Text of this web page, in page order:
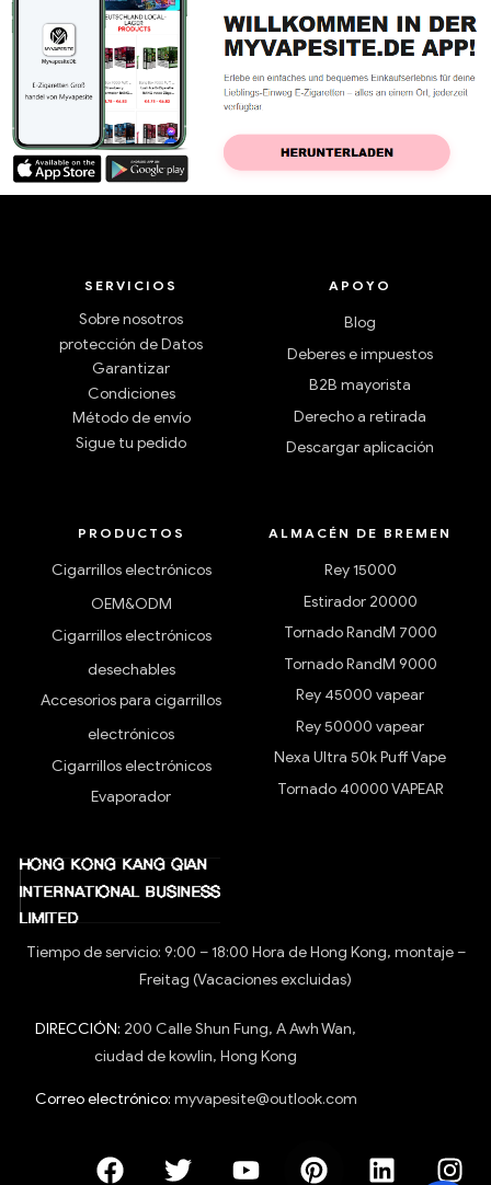
SERVICIOS
Sobre nosotros
protección de Datos
Garantizar
Condiciones
Método de envío
Sigue tu pedido
APOYO
Blog
Deberes e impuestos
B2B mayorista
Derecho a retirada
Descargar aplicación
PRODUCTOS
Cigarrillos electrónicos
OEM&ODM
Cigarrillos electrónicos
desechables
Accesorios para cigarrillos
electrónicos
Cigarrillos electrónicos
Evaporador
ALMACÉN DE BREMEN
Rey 15000
Estirador 20000
Tornado RandM 7000
Tornado RandM 9000
Rey 45000 vapear
Rey 50000 vapear
Nexa Ultra 50k Puff Vape
Tornado 40000 VAPEAR
Tiempo de servicio: 9:00 – 18:00 Hora de Hong Kong, montaje –
Freitag (Vacaciones excluidas)
DIRECCIÓN: 200 Calle Shun Fung, A Awh Wan,
ciudad de kowlin, Hong Kong
Correo electrónico: myvapesite@outlook.com